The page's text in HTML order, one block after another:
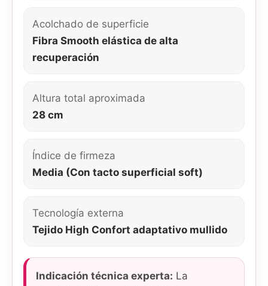
Acolchado de superficie
Fibra Smooth elástica de alta
recuperación
Altura total aproximada
28 cm
Índice de firmeza
Media (Con tacto superficial soft)
Tecnología externa
Tejido High Confort adaptativo mullido
Indicación técnica experta: La